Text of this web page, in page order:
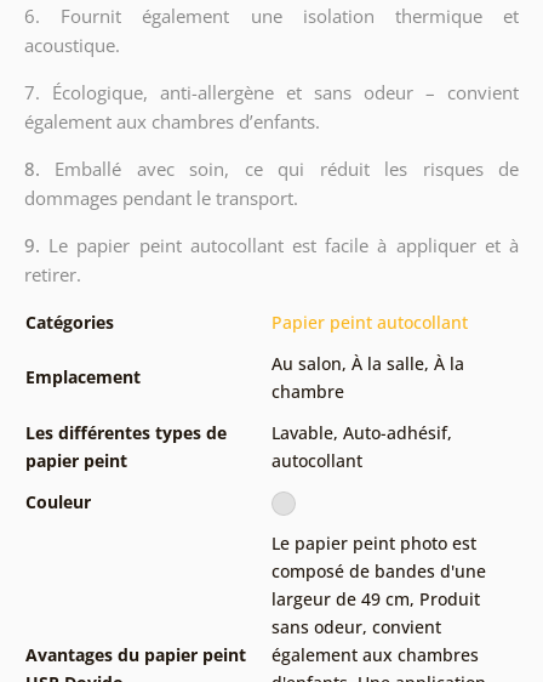
6. Fournit également une isolation thermique et
acoustique.
7. Écologique, anti-allergène et sans odeur – convient
également aux chambres d’enfants.
8. Emballé avec soin, ce qui réduit les risques de
dommages pendant le transport.
9. Le papier peint autocollant est facile à appliquer et à
retirer.
Catégories Papier peint autocollant
Emplacement
Au salon, À la salle, À la
chambre
Les différentes types de
papier peint
Lavable, Auto-adhésif,
autocollant
Couleur
Avantages du papier peint
Le papier peint photo est
composé de bandes d'une
largeur de 49 cm, Produit
sans odeur, convient
également aux chambres